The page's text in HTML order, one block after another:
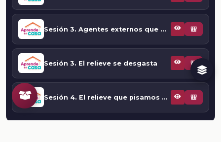
Sesión 3. Agentes externos que modifican la corteza terrestre 🎒
Sesión 3. El relieve se desgasta 🎒
Sesión 4. El relieve que pisamos en México 🎒